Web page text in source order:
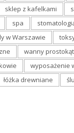
sklep z kafelkami
spa
w Warszawie
wanny
wyposażenie
łóżka drewniane